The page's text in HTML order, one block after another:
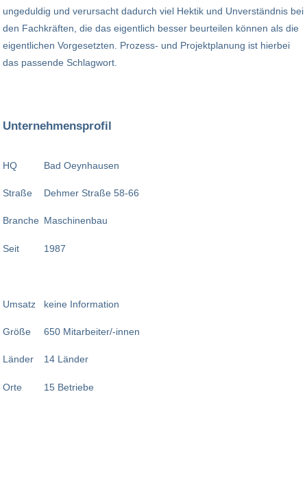
ungeduldig und verursacht dadurch viel Hektik und Unverständnis bei
den Fachkräften, die das eigentlich besser beurteilen können als die
eigentlichen Vorgesetzten. Prozess- und Projektplanung ist hierbei
das passende Schlagwort.
Unternehmensprofil
HQ
Straße
Branche
Seit
Umsatz
Größe
Länder
Orte
Bad Oeynhausen
Dehmer Straße 58-66
Maschinenbau
1987
keine Information
650 Mitarbeiter/-innen
14 Länder
15 Betriebe